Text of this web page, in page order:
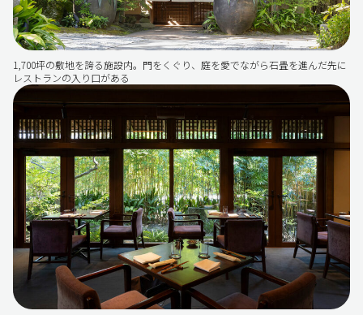
1,700坪の敷地を誇る施設内。門をくぐり、庭を愛でながら石畳を進んだ先に
レストランの入り口がある